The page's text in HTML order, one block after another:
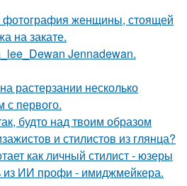
фотография женщины, стоящей
на закате.
Jennadewan.
растерзании несколько
с первого.
будто над твоим образом
и стилистов из глянца?
как личный стилист - юзеры
из ИИ профи - имиджмейкера.